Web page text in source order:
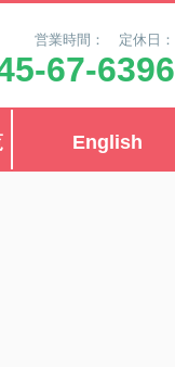
営業時間： 定休日：
67-6396
English